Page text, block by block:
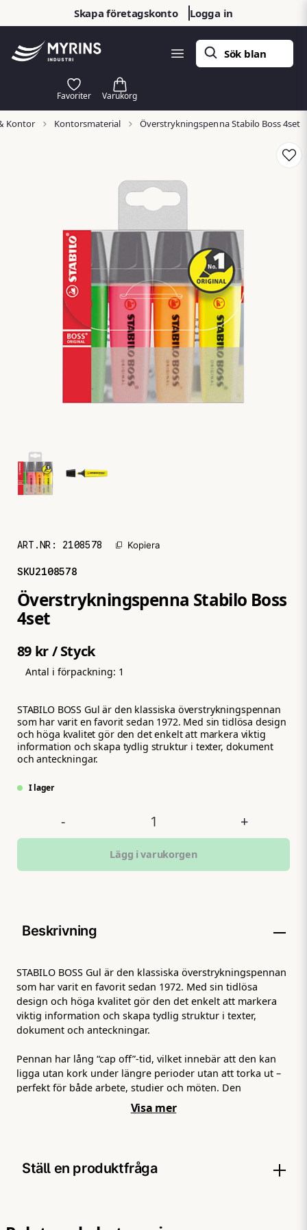
Skapa företagskonto Logga in
Kontor Kontorsmaterial Överstrykningspenna Stabilo Boss 4set
ART.NR: 2108578 Kopiera
SKU2108578
Överstrykningspenna Stabilo Boss
4set
89 kr/ Styck
Antal i förpackning: 1
STABILO BOSS Gul är den klassiska överstrykningspennan
som har varit en favorit sedan 1972. Med sin tidlösa design
och höga kvalitet gör den det enkelt att markera viktig
information och skapa tydlig struktur i texter, dokument
och anteckningar.
I lager
- +
Lägg i varukorgen
Beskrivning
STABILO BOSS Gul är den klassiska överstrykningspennan
som har varit en favorit sedan 1972. Med sin tidlösa
design och höga kvalitet gör den det enkelt att markera
viktig information och skapa tydlig struktur i texter,
dokument och anteckningar.
Pennan har lång “cap off”-tid, vilket innebär att den kan
ligga utan kork under längre perioder utan att torka ut –
perfekt för både arbete, studier och möten. Den
fluorescerande gula färgen ger tydliga markeringar med
hög synlighet, och den ergonomiska utformningen gör
STABILO BOSS finns i flera fluorescerande färger och är
ett självklart val för kontor, skola och hemmabruk.
Visa mer
Ställ en produktfråga